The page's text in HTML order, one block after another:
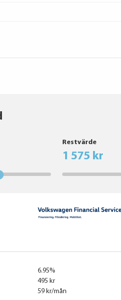
Restvärde
1 575 kr
6.95%
495 kr
59 kr/mån